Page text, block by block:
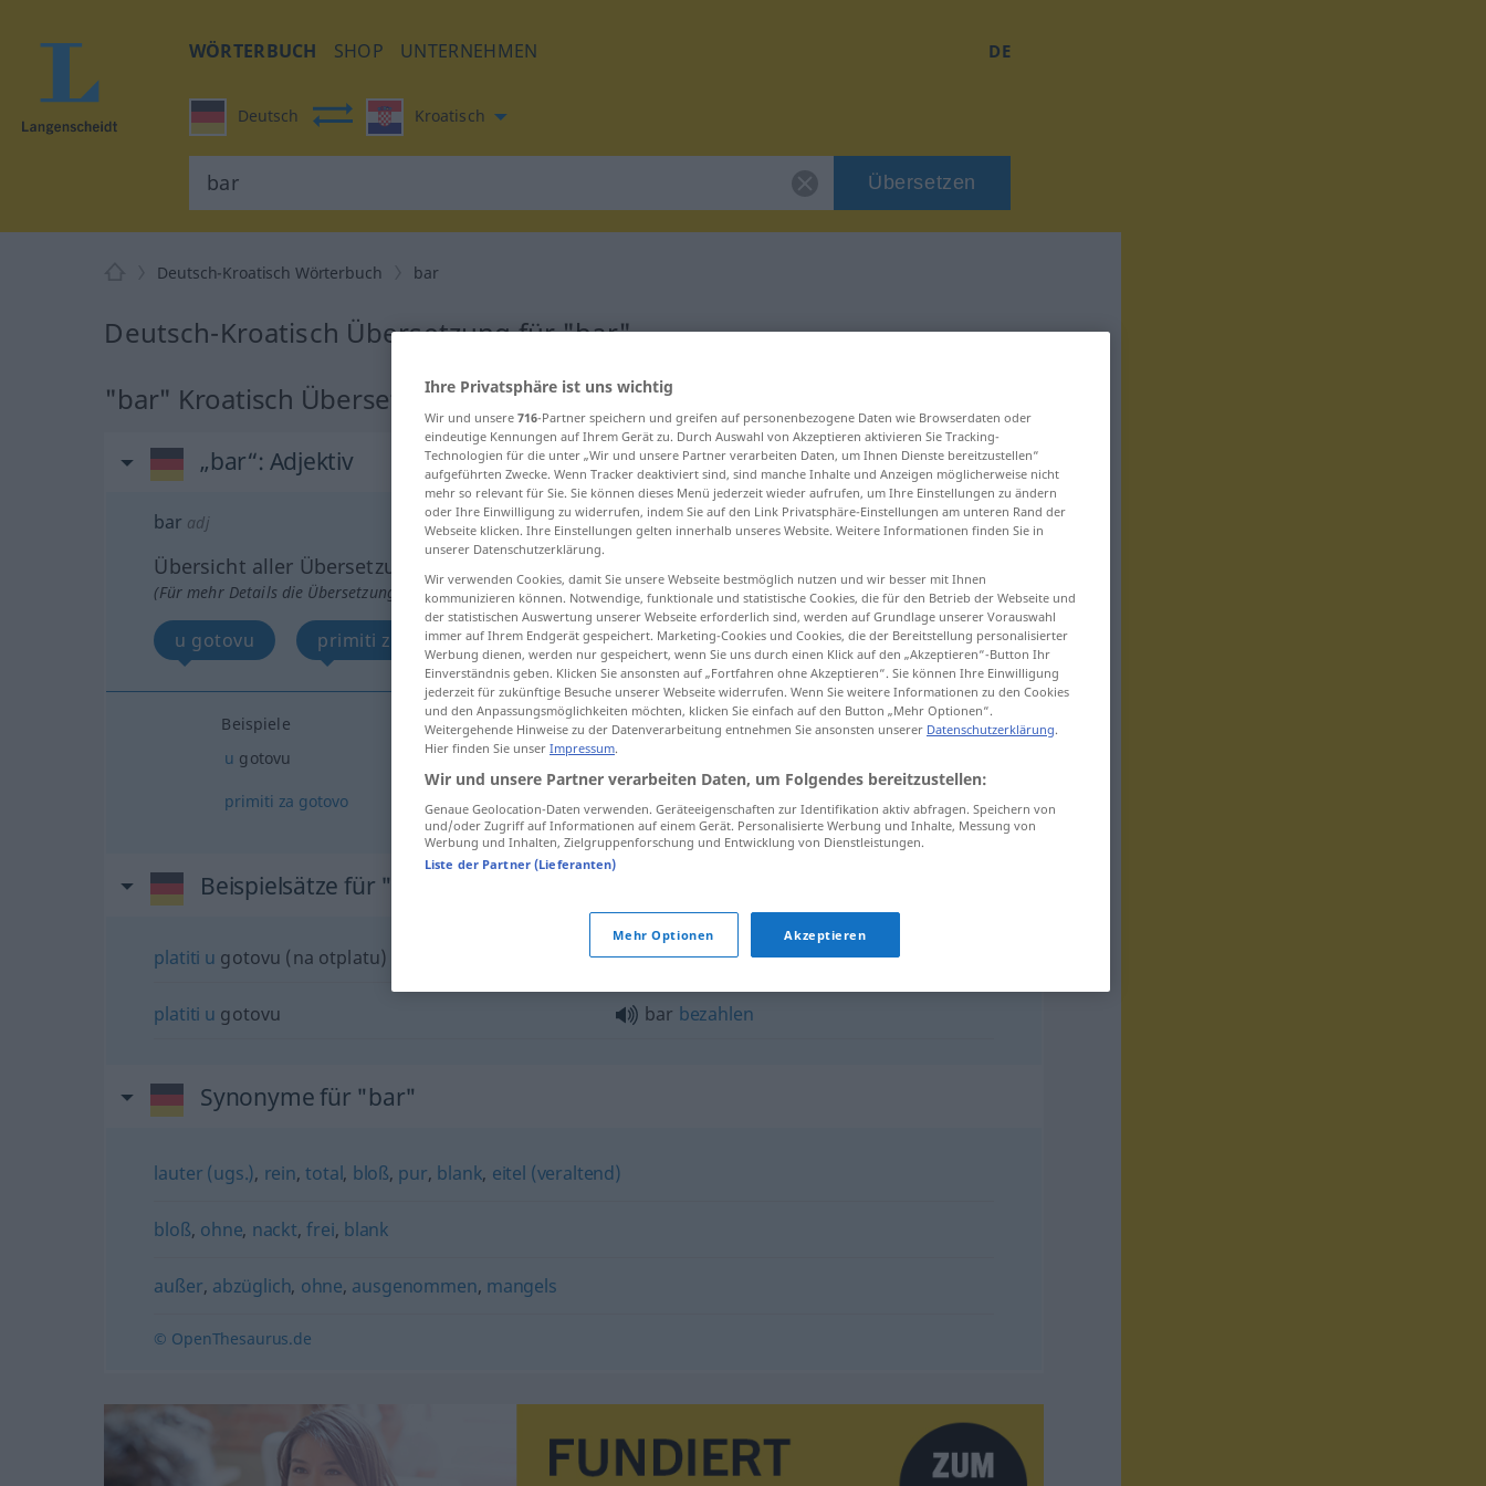
WÖRTERBUCH SHOP UNTERNEHMEN DE
Deutsch Kroatisch
Übersetzen
Deutsch-Kroatisch Wörterbuch bar
Deutsch-Kroatisch Übersetzung für "bar"
"bar" Kroatisch Übersetzung
„bar“: Adjektiv
bar adj
Übersicht aller Übersetzungen
(Für mehr Details die Übersetzung anklicken/antippen)
u gotovu primiti za gotovo
Beispiele
u gotovu
primiti za gotovo für bare Münze nehmen
Beispielsätze für "bar"
platiti u gotovu (na otplatu) in bar (in Raten)
platiti u gotovu bar bezahlen
Synonyme für "bar"
lauter (ugs.), rein,total, bloß, pur, blank, eitel (veraltend)
bloß, ohne, nackt,frei, blank
außer, abzüglich, ohne, ausgenommen, mangels
© OpenThesaurus.de
Ihre Privatsphäre ist uns wichtig
Wir und unsere 716-Partner speichern und greifen auf personenbezogene Daten wie Browserdaten oder
eindeutige Kennungen auf Ihrem Gerät zu. Durch Auswahl von Akzeptieren aktivieren Sie Tracking-
Technologien für die unter „Wir und unsere Partner verarbeiten Daten, um Ihnen Dienste bereitzustellen“
aufgeführten Zwecke. Wenn Tracker deaktiviert sind, sind manche Inhalte und Anzeigen möglicherweise nicht
mehr so relevant für Sie. Sie können dieses Menü jederzeit wieder aufrufen, um Ihre Einstellungen zu ändern
oder Ihre Einwilligung zu widerrufen, indem Sie auf den Link Privatsphäre-Einstellungen am unteren Rand der
Webseite klicken. Ihre Einstellungen gelten innerhalb unseres Website. Weitere Informationen finden Sie in
unserer Datenschutzerklärung.
Wir verwenden Cookies, damit Sie unsere Webseite bestmöglich nutzen und wir besser mit Ihnen
kommunizieren können. Notwendige, funktionale und statistische Cookies, die für den Betrieb der Webseite und
der statistischen Auswertung unserer Webseite erforderlich sind, werden auf Grundlage unserer Vorauswahl
immer auf Ihrem Endgerät gespeichert. Marketing-Cookies und Cookies, die der Bereitstellung personalisierter
Werbung dienen, werden nur gespeichert, wenn Sie uns durch einen Klick auf den „Akzeptieren“-Button Ihr
Einverständnis geben. Klicken Sie ansonsten auf „Fortfahren ohne Akzeptieren“. Sie können Ihre Einwilligung
jederzeit für zukünftige Besuche unserer Webseite widerrufen. Wenn Sie weitere Informationen zu den Cookies
und den Anpassungsmöglichkeiten möchten, klicken Sie einfach auf den Button „Mehr Optionen“.
Weitergehende Hinweise zu der Datenverarbeitung entnehmen Sie ansonsten unserer Datenschutzerklärung.
Hier finden Sie unser Impressum.
Wir und unsere Partner verarbeiten Daten, um Folgendes bereitzustellen:
Genaue Geolocation-Daten verwenden. Geräteeigenschaften zur Identifikation aktiv abfragen. Speichern von
und/oder Zugriff auf Informationen auf einem Gerät. Personalisierte Werbung und Inhalte, Messung von
Werbung und Inhalten, Zielgruppenforschung und Entwicklung von Dienstleistungen.
Liste der Partner (Lieferanten)
Mehr Optionen Akzeptieren